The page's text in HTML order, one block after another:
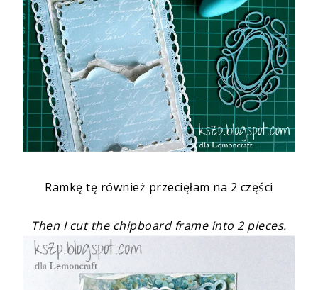
Ramkę tę również przecięłam na 2 części
Then I cut the chipboard frame into 2 pieces.